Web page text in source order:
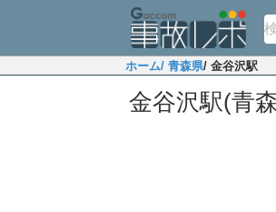
ホーム/ 青森県/ 金谷沢駅
金谷沢駅(青